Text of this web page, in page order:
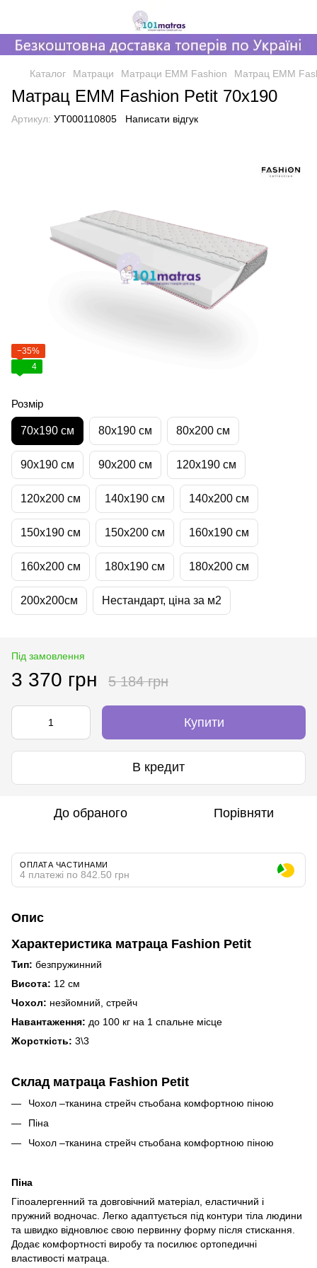
Каталог Матраци Матраци EMM Fashion Матрац EMM
Матрац EMM Fashion Petit 70х190
Артикул: УТ000110805 Написати відгук
−35%
4
Розмір
70х190 см 80х190 см 80х200 см
90х190 см 90х200 см 120х190 см
120х200 см 140х190 см 140х200 см
150х190 см 150х200 см 160х190 см
160х200 см 180х190 см 180х200 см
200х200см Нестандарт, ціна за м2
Під замовлення
3 370 грн 5 184 грн
Купити
В кредит
До обраного Порівняти
ОПЛАТА ЧАСТИНАМИ
4 платежі по 842.50 грн
Опис
Характеристика матраца Fashion Petit
Тип: безпружинний
Висота: 12 см
Чохол: незйомний, стрейч
Навантаження: до 100 кг на 1 спальне місце
Жорсткість: 3\3
Склад матраца Fashion Petit
Чохол –тканина стрейч стьобана комфортною піною
Піна
Чохол –тканина стрейч стьобана комфортною піною
Піна
Гіпоалергенний та довговічний матеріал, еластичний і
пружний водночас. Легко адаптується під контури тіла людини
та швидко відновлює свою первинну форму після стискання.
Додає комфортності виробу та посилює ортопедичні
властивості матраца.